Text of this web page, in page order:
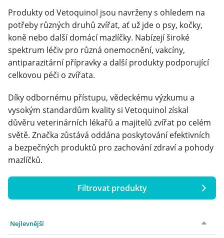
777 319 516 (Po–Pá, 9–19h; So–Ne, 9–14h)
info@veterix.cz
E-shop Veterix
777 319 517 (Po–Pá, 8–15h)
eshop@veterix.cz
Filtrovat produkty
Hmotnost
Produkty od Vetoquinol jsou navrženy s ohledem na
potřeby různých druhů zvířat, ať už jde o psy, kočky,
koně nebo další domácí mazlíčky. Nabízejí široké
spektrum léčiv pro různá onemocnění, vakcíny,
antiparazitární přípravky a další produkty podporující
celkovou péči o zvířata.
Díky odbornému přístupu, vědeckému výzkumu a
vysokým standardům kvality si Vetoquinol získal
důvěru veterinárních lékařů a majitelů zvířat po celém
světě. Značka zůstává oddána poskytování efektivních
a bezpečných produktů pro zachování zdraví a pohody
mazlíčků.
Nejlevnější